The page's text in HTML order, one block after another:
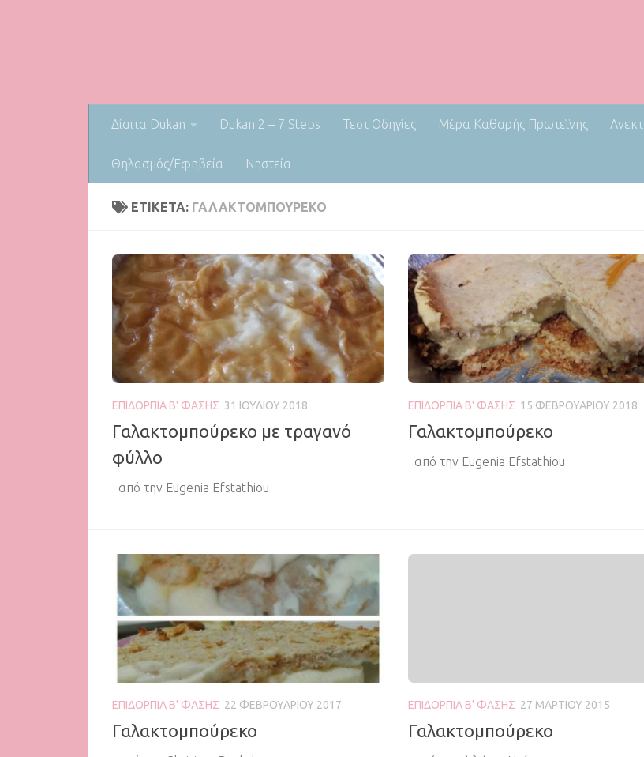
Δίαιτα Dukan Dukan 2 – 7 Steps Τεστ Οδηγίες Μέρα Καθαρής Πρωτεΐνης
Θηλασμός/Εφηβεία Nηστεία
ΕΤΙΚΈΤΑ: ΓΑΛΑΚΤΟΜΠΟΎΡΕΚΟ
ΕΠΙΔΌΡΠΙΑ Β' ΦΆΣΗΣ 31 ΙΟΥΛΊΟΥ 2018
Γαλακτομπούρεκο με τραγανό
φύλλο
από την Eugenia Efstathiou
ΕΠΙΔΌΡΠΙΑ Β' ΦΆΣΗΣ 15 ΦΕΒΡΟΥΑΡΊΟΥ 2018
Γαλακτομπούρεκο
από την Eugenia Efstathiou
ΕΠΙΔΌΡΠΙΑ Β' ΦΆΣΗΣ 22 ΦΕΒΡΟΥΑΡΊΟΥ 2017
Γαλακτομπούρεκο
ΕΠΙΔΌΡΠΙΑ Β' ΦΆΣΗΣ 27 ΜΑΡΤΊΟΥ 2015
Γαλακτομπούρεκο